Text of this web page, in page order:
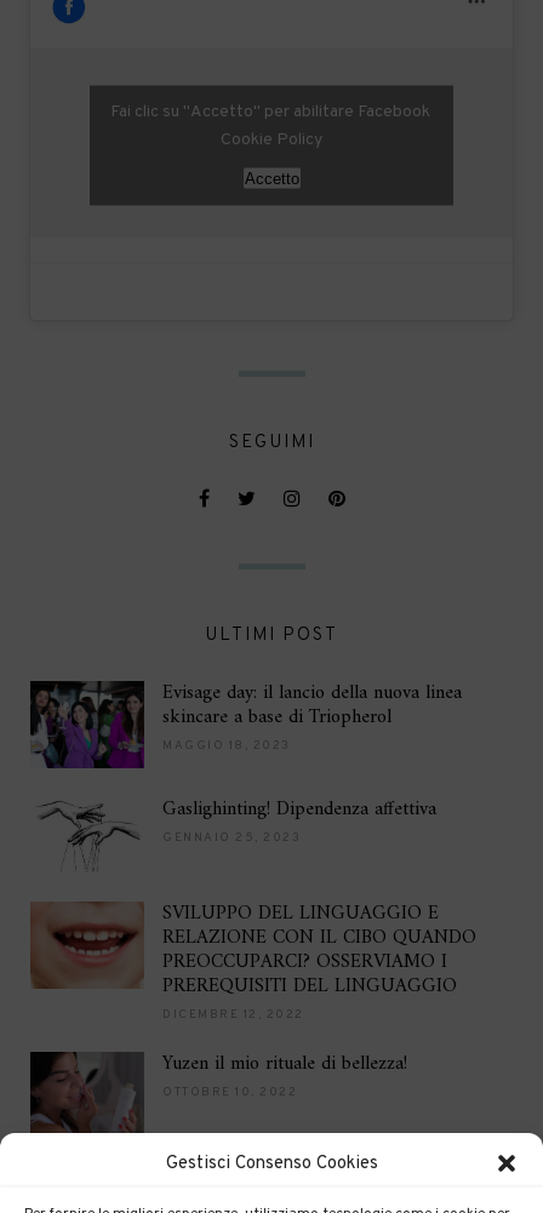
Gestisci Consenso Cookies
Fai clic su "Accetto" per abilitare Facebook
Cookie Policy
Accetto
SEGUIMI
ULTIMI POST
Evisage day: il lancio della nuova linea
skincare a base di Triopherol
MAGGIO 18, 2023
Gaslighinting! Dipendenza affettiva
GENNAIO 25, 2023
SVILUPPO DEL LINGUAGGIO E
RELAZIONE CON IL CIBO QUANDO
PREOCCUPARCI? OSSERVIAMO I
PREREQUISITI DEL LINGUAGGIO
DICEMBRE 12, 2022
Yuzen il mio rituale di bellezza!
OTTOBRE 10, 2022
DICEMBRE 16, 2021